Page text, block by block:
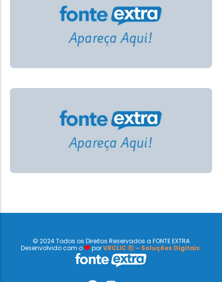
© 2024 Todos os Direitos Reservados a FONTE EXTRA
Desenvolvido com o
porVRCLIC – Soluções Digitais